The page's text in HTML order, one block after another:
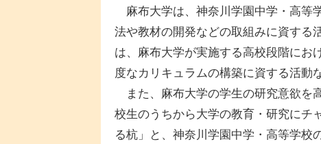
麻布大学は、神奈川学園中学・高等
法や教材の開発などの取組みに資する
は、麻布大学が実施する高校段階にお
度なカリキュラムの構築に資する活動
また、麻布大学の学生の研究意欲を
校生のうちから大学の教育・研究にチ
る杭」と、神奈川学園中学・高等学校